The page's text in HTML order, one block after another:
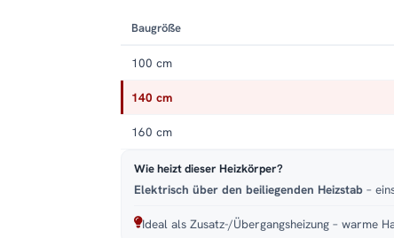
Baugröße
100 cm
140 cm
160 cm
Wie heizt dieser Heizkörper?
Elektrisch über den beiliegenden Heizstab –
Ideal als Zusatz-/Übergangsheizung – warme